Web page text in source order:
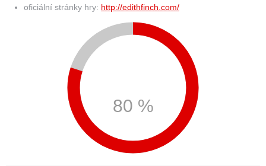
oficiální stránky hry: http://edithfinch.com/
80 %